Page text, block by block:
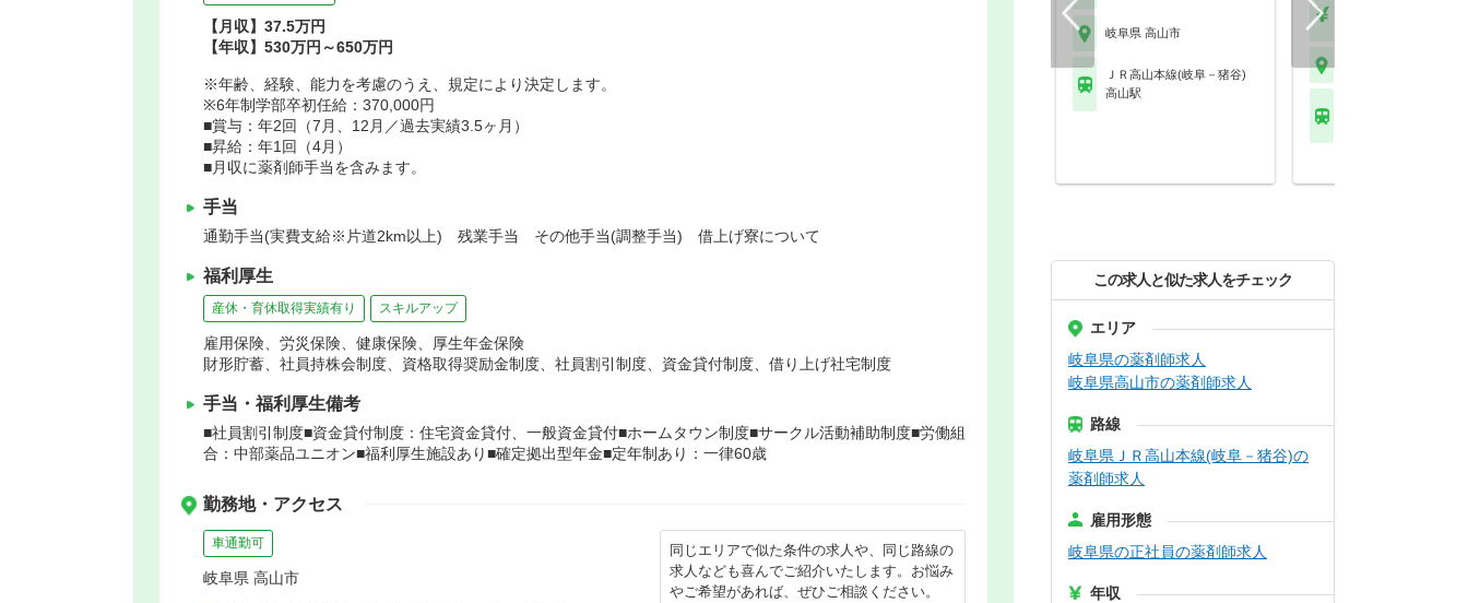
【月収】37.5万円
【年収】530万円～650万円
※年齢、経験、能力を考慮のうえ、規定により決定します。
※6年制学部卒初任給：370,000円
■賞与：年2回（7月、12月／過去実績3.5ヶ月）
■昇給：年1回（4月）
■月収に薬剤師手当を含みます。
手当
通勤手当(実費支給※片道2km以上) 残業手当 その他手当(調整手当) 借上げ寮について
福利厚生
産休・育休取得実績有り スキルアップ
雇用保険、労災保険、健康保険、厚生年金保険
財形貯蓄、社員持株会制度、資格取得奨励金制度、社員割引制度、資金貸付制度、借り上げ社宅制度
手当・福利厚生備考
■社員割引制度■資金貸付制度：住宅資金貸付、一般資金貸付■ホームタウン制度■サークル活動補助制度■労働組
合：中部薬品ユニオン■福利厚生施設あり■確定拠出型年金■定年制あり：一律60歳
勤務地・アクセス
車通勤可
岐阜県 高山市
同じエリアで似た条件の求人や、同じ路線の
求人なども喜んでご紹介いたします。お悩み
やご希望があれば、ぜひご相談ください。
岐阜県 高山市
ＪＲ高山本線(岐阜－猪谷)
高山駅
この求人と似た求人をチェック
エリア
岐阜県の薬剤師求人
岐阜県高山市の薬剤師求人
路線
岐阜県ＪＲ高山本線(岐阜－猪谷)の
薬剤師求人
雇用形態
岐阜県の正社員の薬剤師求人
年収